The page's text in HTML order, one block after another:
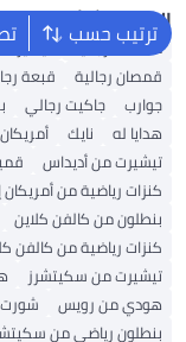
ترتيب حسب
البحث الشائع
محفظة رجالية تيشيرت
قمصان رجالية
قبعة
جوارب
جاكيت رجالي
هدايا له
نايك
تيشيرت من أديداس
كنزات رياضية من أمريكان
بنطلون من كالفن كلاين
كنزات رياضية من كالفن
تيشيرت من سكيتشرز
هودي من رويس
شورت
بنطلون رياضي من